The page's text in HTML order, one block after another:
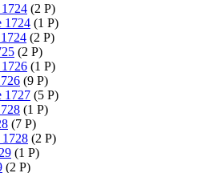
(2 P)
1724 (1 P)
(2 P)
(2 P)
(1 P)
(9 P)
1727 (5 P)
(1 P)
(7 P)
1728 (2 P)
(1 P)
(2 P)